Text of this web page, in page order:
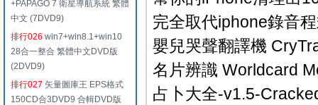
+PAPAGO 7 衛星導航系統 繁體
中文 (7DVD9)
排行026 win7+win8.1+win10
28合一整合 繁體中文DVD版
(2DVD9)
排行027 矢量圖庫王 EPS格式
150CD合3DVD9 合輯DVD版
完全取代iphone錄音
嬰兒哭聲翻譯機
名片辨識 Worldcard
占卜大全-v1.5-